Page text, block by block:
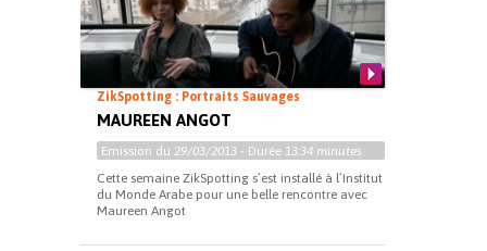
ZikSpotting : Portraits Sauvages
MAUREEN ANGOT
Emission du 29/03/2013 - Durée 13:34 minutes
Cette semaine ZikSpotting s’est installé à l’Institut
du Monde Arabe pour une belle rencontre avec
Maureen Angot